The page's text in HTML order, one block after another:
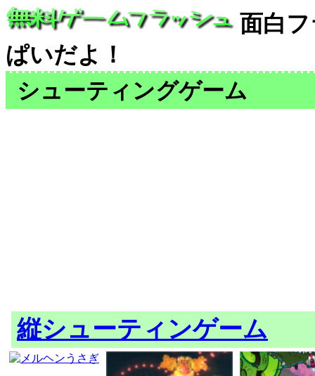
面白
ぱいだよ！
シューティングゲーム
縦シューティンゲーム